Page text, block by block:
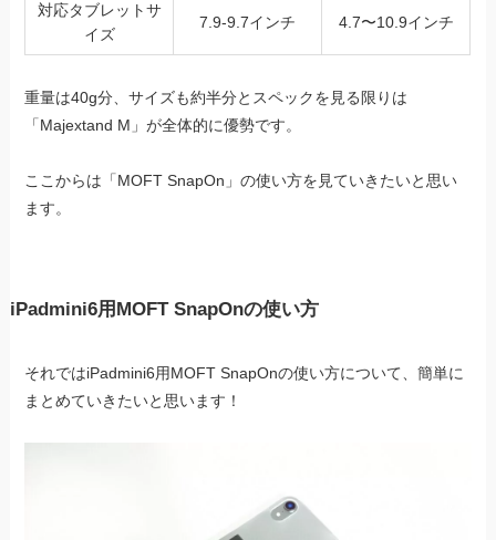
対応タブレットサ
イズ
7.9-9.7インチ 4.7〜10.9インチ
重量は40g分、サイズも約半分とスペックを見る限りは
「Majextand M」が全体的に優勢です。
ここからは「MOFT SnapOn」の使い方を見ていきたいと思い
ます。
iPadmini6用MOFT SnapOnの使い方
それではiPadmini6用MOFT SnapOnの使い方について、簡単に
まとめていきたいと思います！